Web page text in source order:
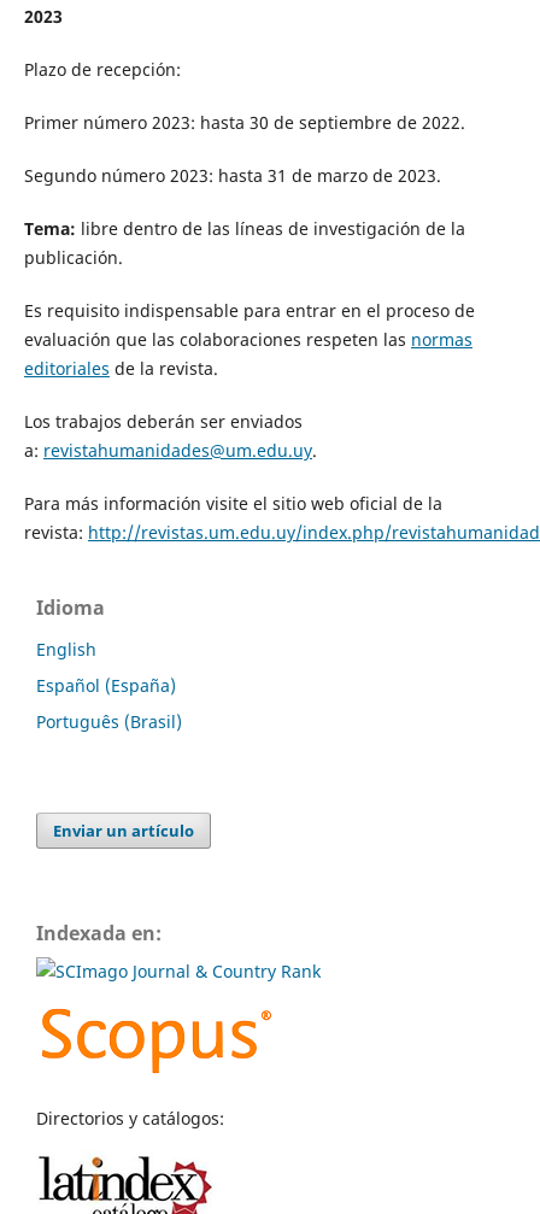
2023
Plazo de recepción:
Primer número 2023: hasta 30 de septiembre de 2022.
Segundo número 2023: hasta 31 de marzo de 2023.
Tema: libre dentro de las líneas de investigación de la
publicación.
Es requisito indispensable para entrar en el proceso de
evaluación que las colaboraciones respeten las normas
editoriales de la revista.
Los trabajos deberán ser enviados
a: revistahumanidades@um.edu.uy.
Para más información visite el sitio web oficial de la
revista: http://revistas.um.edu.uy/index.php/
Idioma
English
Español (España)
Português (Brasil)
Enviar un artículo
Indexada en:
Directorios y catálogos: